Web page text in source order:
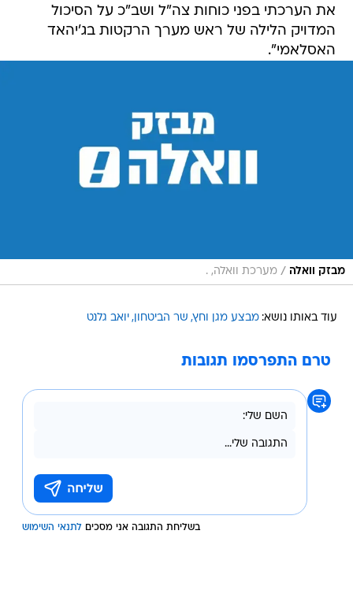
את הערכתי בפני כוחות צה"ל ושב"כ על הסיכול
המדויק הלילה של ראש מערך הרקטות בג'יהאד
האסלאמי".
מבזק וואלה / מערכת וואלה, .
עוד באותו נושא: מבצע מגן וחץ שר הביטחון יואב גלנט
טרם התפרסמו תגובות
בשליחת התגובה אני מסכים לתנאי השימוש